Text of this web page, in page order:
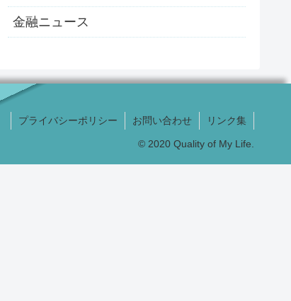
金融ニュース
プライバシーポリシー お問い合わせ リンク集
© 2020 Quality of My Life.